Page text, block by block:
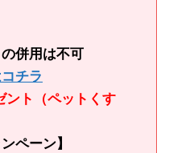
併用は不可
チラ
ント（ペットくす
ペーン】